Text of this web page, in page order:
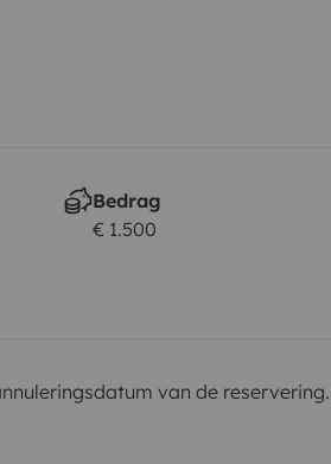
Bedrag
€ 1.500
van de reservering.